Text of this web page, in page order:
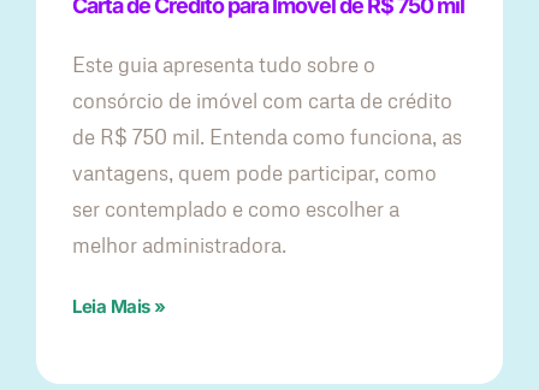
Carta de Crédito para Imóvel de R$ 750 mil
Este guia apresenta tudo sobre o
consórcio de imóvel com carta de crédito
de R$ 750 mil. Entenda como funciona, as
vantagens, quem pode participar, como
ser contemplado e como escolher a
melhor administradora.
Leia Mais »